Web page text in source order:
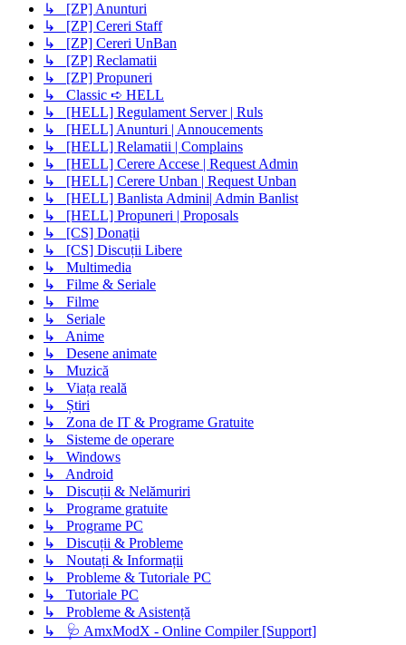
↳ [ZP] Anunturi
↳ [ZP] Cereri Staff
↳ [ZP] Cereri UnBan
↳ [ZP] Reclamatii
↳ [ZP] Propuneri
↳ Classic ➪ HELL
↳ [HELL] Regulament Server | Ruls
↳ [HELL] Anunturi | Annoucements
↳ [HELL] Relamatii | Complains
↳ [HELL] Cerere Accese | Request Admin
↳ [HELL] Cerere Unban | Request Unban
↳ [HELL] Banlista Admini| Admin Banlist
↳ [HELL] Propuneri | Proposals
↳ [CS] Donații
↳ [CS] Discuții Libere
↳ Multimedia
↳ Filme & Seriale
↳ Filme
↳ Seriale
↳ Anime
↳ Desene animate
↳ Muzică
↳ Viața reală
↳ Știri
↳ Zona de IT & Programe Gratuite
↳ Sisteme de operare
↳ Windows
↳ Android
↳ Discuții & Nelămuriri
↳ Programe gratuite
↳ Programe PC
↳ Discuții & Probleme
↳ Noutați & Informații
↳ Probleme & Tutoriale PC
↳ Tutoriale PC
↳ Probleme & Asistență
↳ 🩺 AmxModX - Online Compiler [Support]